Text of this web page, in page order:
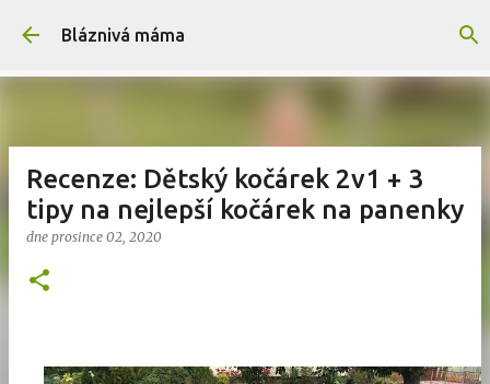
Přeskočit na hlavní obsah
Bláznivá máma
Recenze: Dětský kočárek 2v1 + 3
tipy na nejlepší kočárek na panenky
dne prosince 02, 2020